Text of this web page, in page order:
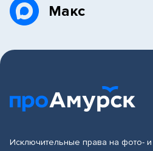
Макс
Исключительные права на фото-